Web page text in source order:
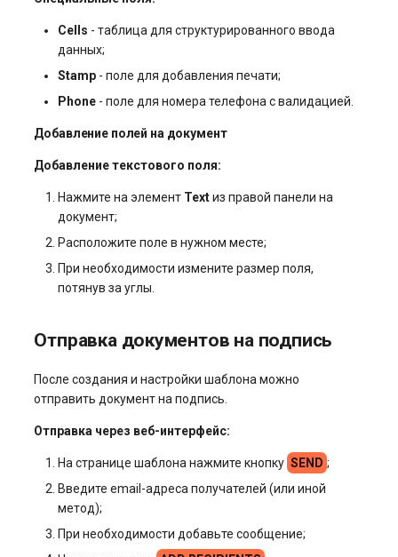
Cells - таблица для структурированного ввода
данных;
Stamp- поле для добавления печати;
Phone- поле для номера телефона с валидацией.
Добавление полей на документ
Добавление текстового поля:
Нажмите на элемент Textиз правой панели на
документ;
Расположите поле в нужном месте;
При необходимости измените размер поля,
потянув за углы.
Отправка документов на подпись
После создания и настройки шаблона можно
отправить документ на подпись.
Отправка через веб-интерфейс:
На странице шаблона нажмите кнопку SEND ;
Введите email-адреса получателей (или иной
метод);
При необходимости добавьте сообщение;